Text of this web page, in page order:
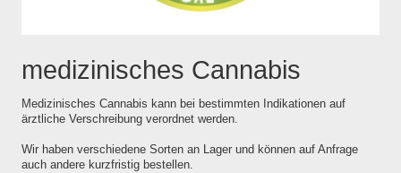
medizinisches Cannabis
Medizinisches Cannabis kann bei bestimmten Indikationen auf
ärztliche Verschreibung verordnet werden.
Wir haben verschiedene Sorten an Lager und können auf Anfrage
auch andere kurzfristig bestellen.